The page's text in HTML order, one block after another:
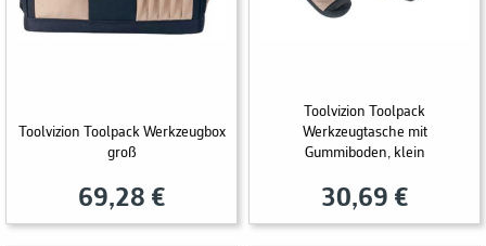
Toolvizion Toolpack Werkzeugbox
groß
69,28 €
Toolvizion Toolpack
Werkzeugtasche mit
Gummiboden, klein
30,69 €